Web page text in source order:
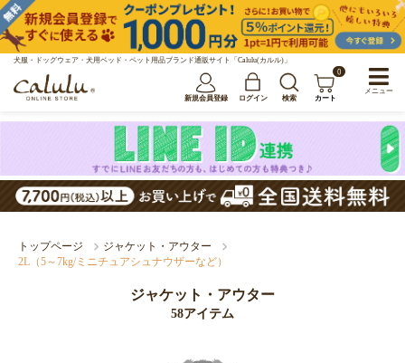
犬服・ドッグウェア・犬用ベッド・ペット用品ブランド通販サイト「Calulu(カルル)」
新規会員登録 ログイン 検索
0
カート
トップページ
ジャケット・アウター
2L（5～7kg/ミニチュアシュナウザーなど）
ジャケット・アウター
58アイテム
メニュー